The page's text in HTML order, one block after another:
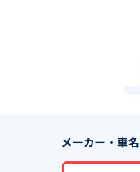
メーカー・車名